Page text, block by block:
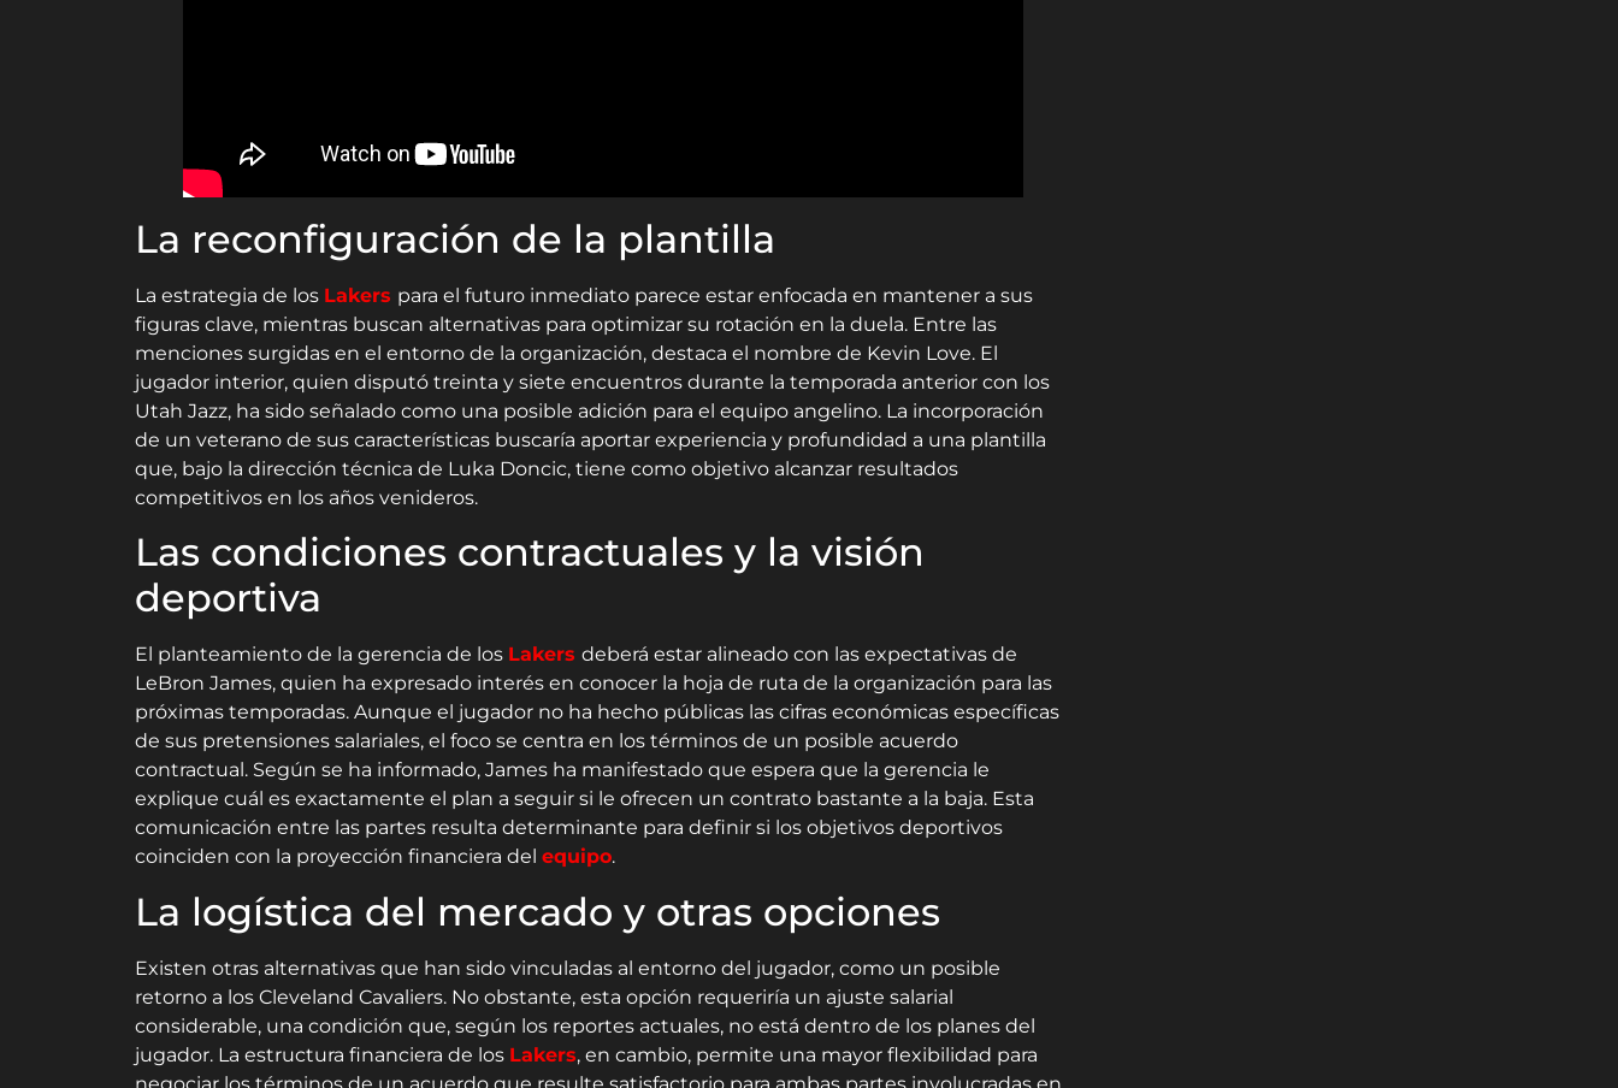
La reconfiguración de la plantilla
La estrategia de los Lakers para el futuro inmediato parece estar enfocada en mantener a sus
figuras clave, mientras buscan alternativas para optimizar su rotación en la duela. Entre las
menciones surgidas en el entorno de la organización, destaca el nombre de Kevin Love. El
jugador interior, quien disputó treinta y siete encuentros durante la temporada anterior con los
Utah Jazz, ha sido señalado como una posible adición para el equipo angelino. La incorporación
de un veterano de sus características buscaría aportar experiencia y profundidad a una plantilla
que, bajo la dirección técnica de Luka Doncic, tiene como objetivo alcanzar resultados
competitivos en los años venideros.
Las condiciones contractuales y la visión
deportiva
El planteamiento de la gerencia de los Lakers deberá estar alineado con las expectativas de
LeBron James, quien ha expresado interés en conocer la hoja de ruta de la organización para las
próximas temporadas. Aunque el jugador no ha hecho públicas las cifras económicas específicas
de sus pretensiones salariales, el foco se centra en los términos de un posible acuerdo
contractual. Según se ha informado, James ha manifestado que espera que la gerencia le
explique cuál es exactamente el plan a seguir si le ofrecen un contrato bastante a la baja. Esta
comunicación entre las partes resulta determinante para definir si los objetivos deportivos
coinciden con la proyección financiera del equipo.
La logística del mercado y otras opciones
Existen otras alternativas que han sido vinculadas al entorno del jugador, como un posible
retorno a los Cleveland Cavaliers. No obstante, esta opción requeriría un ajuste salarial
considerable, una condición que, según los reportes actuales, no está dentro de los planes del
jugador. La estructura financiera de los Lakers, en cambio, permite una mayor flexibilidad para